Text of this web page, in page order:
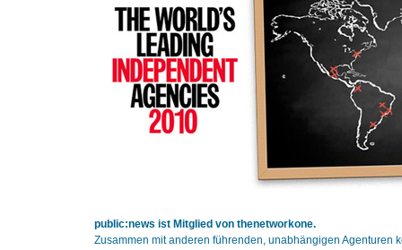
public:news ist Mitglied von thenetworkone.
Zusammen mit anderen führenden, unabhängigen Agenturen